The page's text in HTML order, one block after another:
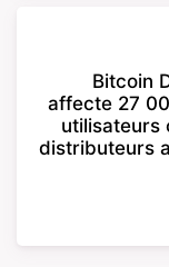
Bitcoin
affecte 27
utilisateurs
distributeurs